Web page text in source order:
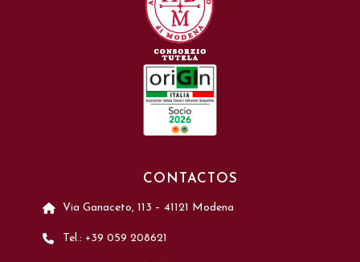
CONTACTOS
Via Ganaceto, 113 – 41121 Modena
Tel.: +39 059 208621